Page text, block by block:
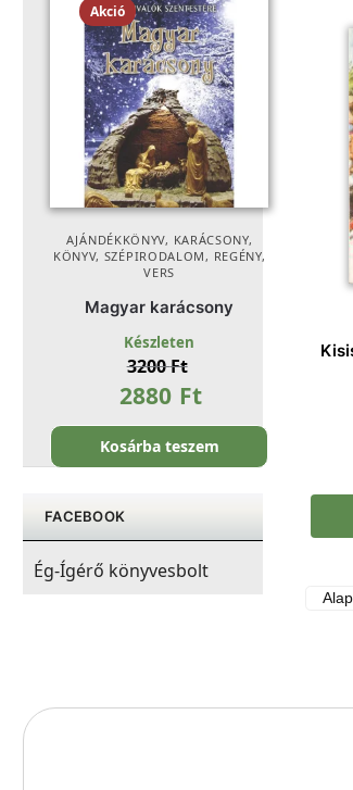
Akció
AJÁNDÉKKÖNYV, KARÁCSONY,
KÖNYV, SZÉPIRODALOM, REGÉNY,
VERS
Magyar karácsony
Készleten
3200Ft
2880 Ft
Kosárba teszem
FACEBOOK
Ég-Ígérő könyvesbolt